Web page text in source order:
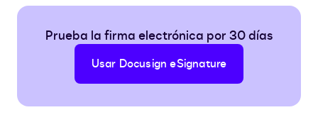
Prueba la firma electrónica por 30 días
Usar Docusign eSignature